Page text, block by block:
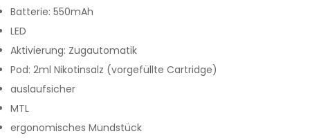
Batterie: 550mAh
LED
Aktivierung: Zugautomatik
Pod: 2ml Nikotinsalz (vorgefüllte Cartridge)
auslaufsicher
MTL
ergonomisches Mundstück